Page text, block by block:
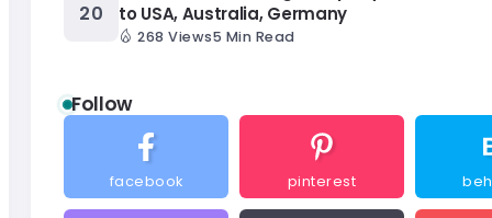
to USA, Australia, Germany
268 Views5 Min Read
Follow
facebook pinterest